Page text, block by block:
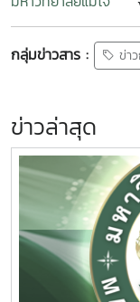
กลุ่มข่าวสาร : ข่า
ข่าวล่าสุด